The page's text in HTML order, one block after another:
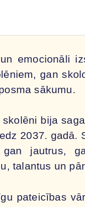
emocionāli
gan
sākumu.
bija
2037. gadā.
jautrus,
talantus un
pateicības